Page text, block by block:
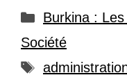
Catégories
Burkina :
Société
Étiquettes